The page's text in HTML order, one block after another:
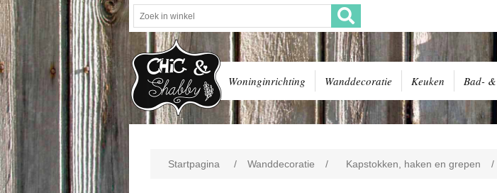
Woninginrichting Wanddecoratie Keuken Bad-
Startpagina / Wanddecoratie / Kapstokken, haken en grepen /